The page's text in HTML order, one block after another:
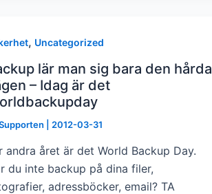
, Uncategorized
lär man sig bara den hårda
– Idag är det
2012-03-31
andra året är det World Backup Day.
du inte backup på dina filer,
adressböcker, email? TA